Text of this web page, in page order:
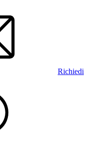
Richiedi